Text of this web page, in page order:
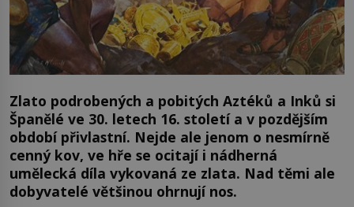
Zlato podrobených a pobitých Aztéků a Inků si
Španělé ve 30. letech 16. století a v pozdějším
období přivlastní. Nejde ale jenom o nesmírně
cenný kov, ve hře se ocitají i nádherná
umělecká díla vykovaná ze zlata. Nad těmi ale
dobyvatelé většinou ohrnují nos.